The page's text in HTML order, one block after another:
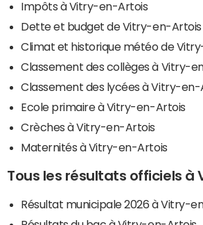
Impôts à Vitry-en-Artois
Dette et budget de Vitry-en-Artois
Climat et historique météo de
Classement des collèges à Vitry-
Classement des lycées à Vitry-en-
Ecole primaire à Vitry-en-Artois
Crèches à Vitry-en-Artois
Maternités à Vitry-en-Artois
Tous les résultats officiels à
Résultat municipale 2026 à Vitry-